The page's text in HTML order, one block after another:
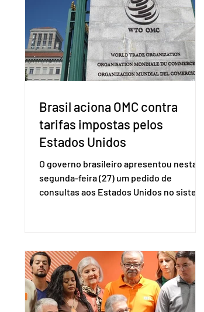
Brasil aciona OMC contra
tarifas impostas pelos
Estados Unidos
O governo brasileiro apresentou nesta
segunda-feira (27) um pedido de
consultas aos Estados Unidos no sistema
base na Seção 301 da Lei de Comércio de
1974. Segundo nota divulgada pelo
Ministério das Relações Exteriores, o
Brasil considera que as tarifas são